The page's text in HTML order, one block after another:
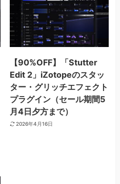
【90%OFF】「Stutter
Edit 2」iZotopeのスタッ
ター・グリッチエフェクト
プラグイン（セール期間5
月4日夕方まで）
2026年4月16日